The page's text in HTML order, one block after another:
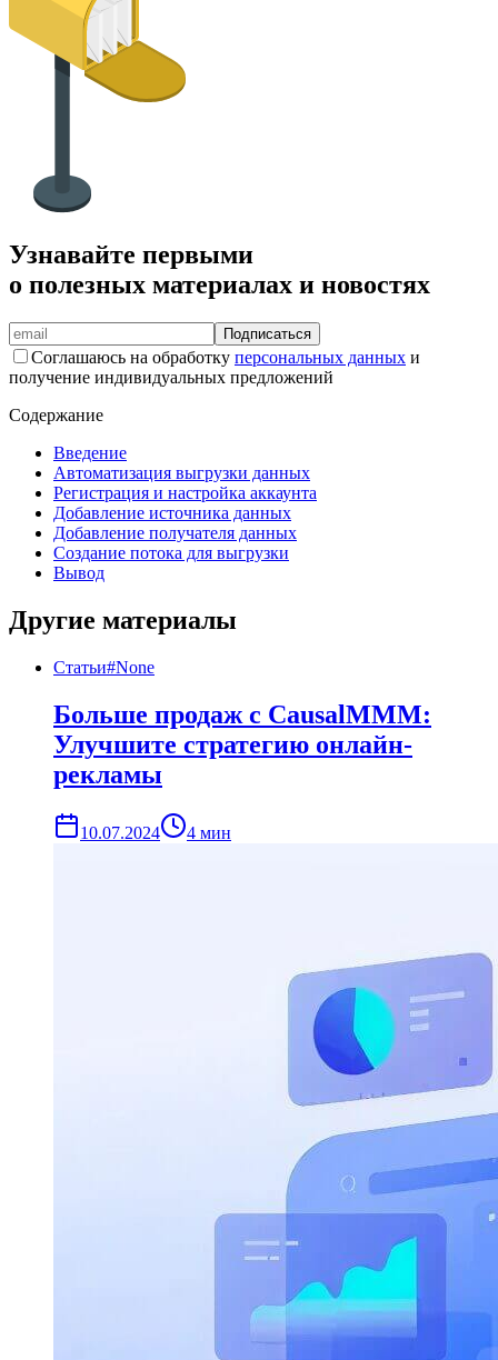
Узнавайте первыми
о полезных материалах и новостях
Подписаться
Соглашаюсь на обработку персональных данных и
получение индивидуальных предложений
Содержание
Введение
Автоматизация выгрузки данных
Регистрация и настройка аккаунта
Добавление источника данных
Добавление получателя данных
Создание потока для выгрузки
Вывод
Другие материалы
Статьи#None
Больше продаж с CausalMMM:
Улучшите стратегию онлайн-
рекламы
10.07.2024 4 мин